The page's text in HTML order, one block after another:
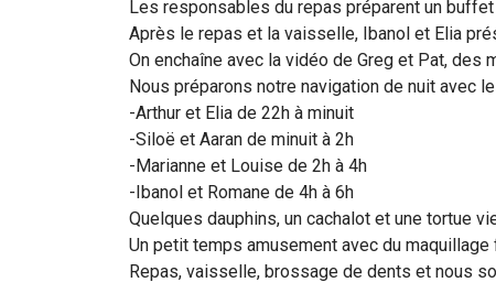
Les responsables du repas préparent un
Après le repas et la vaisselle, Ibanol et Elia
On enchaîne avec la vidéo de Greg et Pat,
Nous préparons notre navigation de nuit avec
-Arthur et Elia de 22h à minuit
-Siloë et Aaran de minuit à 2h
-Marianne et Louise de 2h à 4h
-Ibanol et Romane de 4h à 6h
Quelques dauphins, un cachalot et une tortue
Un petit temps amusement avec du
Repas, vaisselle, brossage de dents et nous